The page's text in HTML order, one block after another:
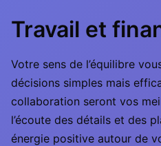
Travail et
Votre sens de l’équilibre
décisions simples mais
collaboration seront vos
l’écoute des détails et des
énergie positive autour de